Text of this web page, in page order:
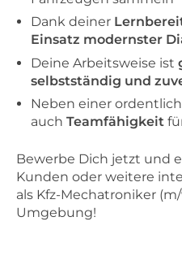
Dank deiner
Einsatz modernster
Deine Arbeitsweise ist
selbstständig und
Neben einer
auch Teamfähigkeit
Bewerbe Dich jetzt und
Kunden oder weitere
als Kfz-Mechatroniker
Umgebung!